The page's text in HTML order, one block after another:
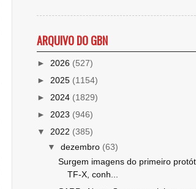
ARQUIVO DO GBN
► 2026 (527)
► 2025 (1154)
► 2024 (1829)
► 2023 (946)
▼ 2022 (385)
▼ dezembro (63)
Surgem imagens do primeiro
TF-X, conh...